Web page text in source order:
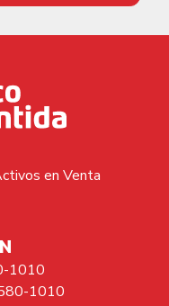
en Venta
1010
1010